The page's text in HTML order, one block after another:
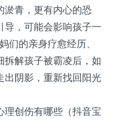
淤青，更有内心的恐
导，可能会影响孩子一
们的亲身疗愈经历、
拆解孩子被霸凌后，如
出阴影，重新找回阳光
理创伤有哪些（抖音宝